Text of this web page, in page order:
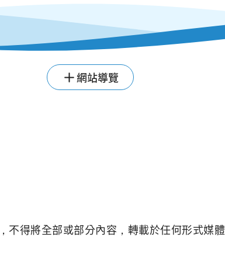
網站導覽
不得將全部或部分內容，轉載於任何形式媒體